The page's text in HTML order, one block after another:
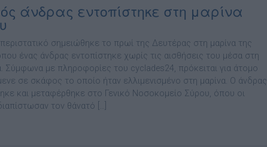
άνδρας εντοπίστηκε στη μαρίνα
σημειώθηκε το πρωί της Δευτέρας στη μαρίνα της
ένας άνδρας εντοπίστηκε χωρίς τις αισθήσεις του μέσα στη
Σύμφωνα με πληροφορίες του cyclades24, πρόκειται για άτομο
σε σκάφος το οποίο ήταν ελλιμενισμένο στη μαρίνα. Ο άνδρας
και μεταφέρθηκε στο Γενικό Νοσοκομείο Σύρου, όπου οι
τον θάνατό […]